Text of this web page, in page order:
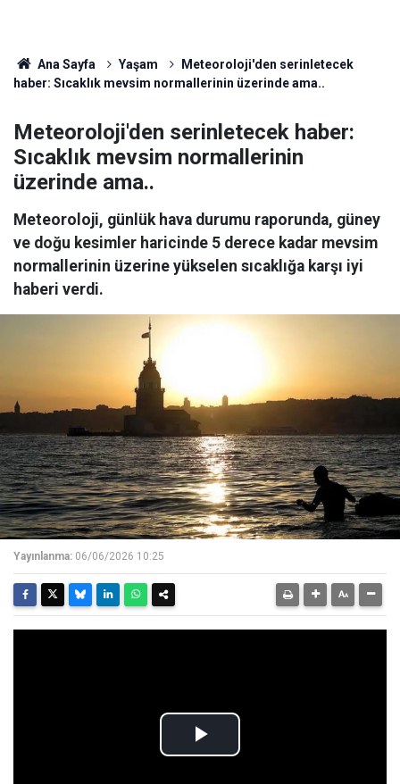
Ana Sayfa Yaşam
Meteoroloji'den serinletecek
haber: Sıcaklık mevsim normallerinin üzerinde ama..
Meteoroloji'den serinletecek haber:
Sıcaklık mevsim normallerinin
üzerinde ama..
Meteoroloji, günlük hava durumu raporunda, güney
ve doğu kesimler haricinde 5 derece kadar mevsim
normallerinin üzerine yükselen sıcaklığa karşı iyi
haberi verdi.
Yayınlanma: 06/06/2026 10:25